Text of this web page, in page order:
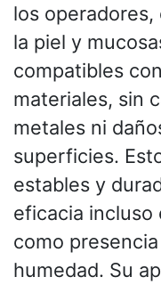
los
la piel y
compatibles
materiales, sin
metales ni
superficies.
estables y
eficacia incluso
como
humedad. Su